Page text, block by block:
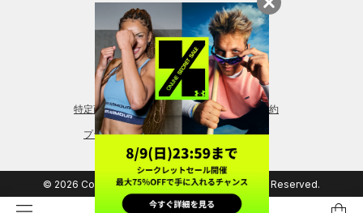
レギンス＆タイツ
特定商取引法に基づく通販の表記 会員規約
プライバシーポリシー
© 2026 Copyright DOME Corporation. All Rights Reserved.